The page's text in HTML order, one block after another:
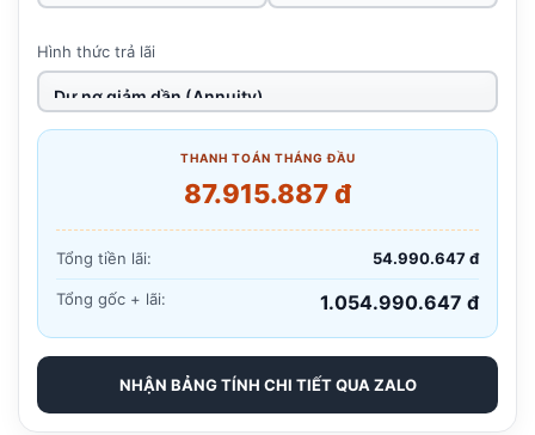
Hình thức trả lãi
THANH TOÁN THÁNG ĐẦU
87.915.887 đ
Tổng tiền lãi: 54.990.647 đ
Tổng gốc + lãi: 1.054.990.647 đ
NHẬN BẢNG TÍNH CHI TIẾT QUA ZALO